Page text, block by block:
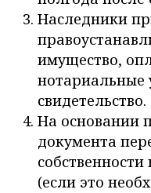
Наследники
имущество,
нотариальные
свидетельство.
На основании
документа
(если это